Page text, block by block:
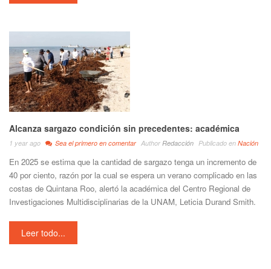
Alcanza sargazo condición sin precedentes: académica
1 year ago Sea el primero en comentar Author Redacción Publicado en Nación
En 2025 se estima que la cantidad de sargazo tenga un incremento de
40 por ciento, razón por la cual se espera un verano complicado en las
costas de Quintana Roo, alertó la académica del Centro Regional de
Investigaciones Multidisciplinarias de la UNAM, Leticia Durand Smith.
Leer todo...